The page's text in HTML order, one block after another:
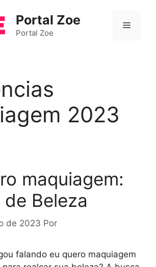
Portal Zoe
Portal Zoe
Menu
2023
maquiagem:
de Beleza
de 2023 Por
falando eu quero maquiagem